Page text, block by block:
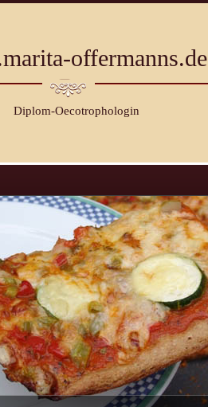
offermanns.de
Diplom-Oecotrophologin